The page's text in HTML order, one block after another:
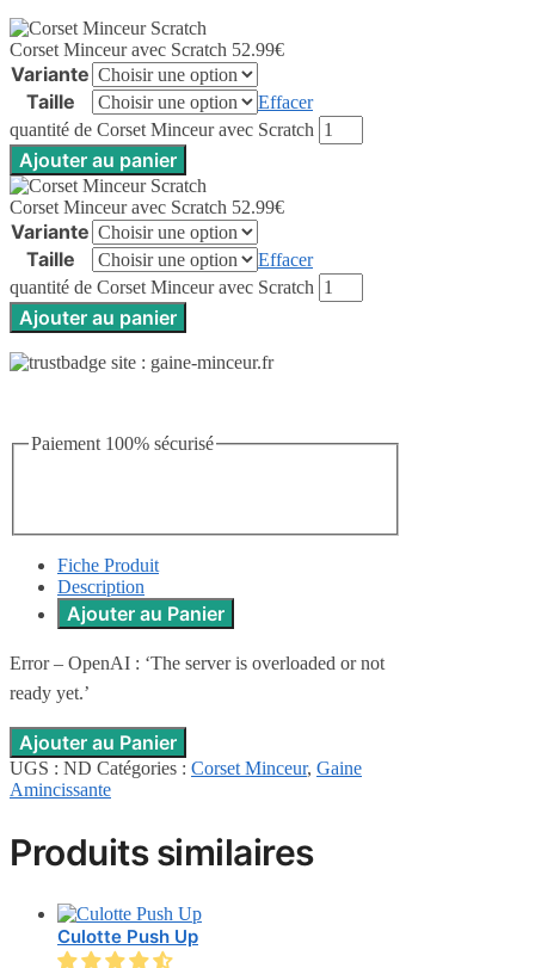
Corset Minceur avec Scratch 52.99€
Variante
Taille
Effacer
quantité de Corset Minceur avec Scratch
Ajouter au panier
Corset Minceur avec Scratch 52.99€
Variante
Taille
Effacer
quantité de Corset Minceur avec Scratch
Ajouter au panier
Paiement 100% sécurisé
Fiche Produit
Description
Ajouter au Panier
Error – OpenAI : ‘The server is overloaded or not
ready yet.’
Ajouter au Panier
UGS : ND Catégories : Corset Minceur, Gaine
Amincissante
Produits similaires
Culotte Push Up